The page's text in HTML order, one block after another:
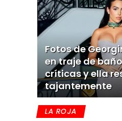
Fotos de
en traje de
críticas y ella
tajantemente
LA ROJA